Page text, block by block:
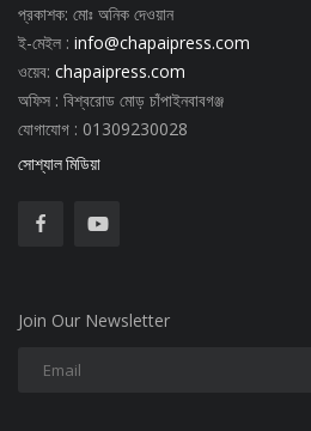
প্রকাশক: মোঃ অনিক দেওয়ান
ই-মেইল : info@chapaipress.com
ওয়েব: chapaipress.com
অফিস : বিশ্বরোড মোড় চাঁপাইনবাবগঞ্জ
যোগাযোগ : 01309230028
সোশ্যাল মিডিয়া
Join Our Newsletter